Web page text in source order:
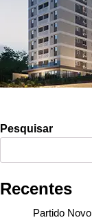
Pesquisar
Recentes
Partido